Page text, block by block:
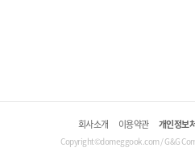
회사소개 이용약관 개인정보
Copyright©domeggook.com / G&G